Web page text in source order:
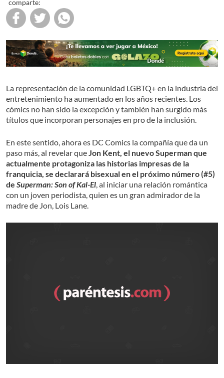
comparte:
La representación de la comunidad LGBTQ+ en la industria del
entretenimiento ha aumentado en los años recientes. Los
cómics no han sido la excepción y también han surgido más
títulos que incorporan personajes en pro de la inclusión.
En este sentido, ahora es DC Comics la compañía que da un
paso más, al revelar que Jon Kent, el nuevo Superman que
actualmente protagoniza las historias impresas de la
franquicia, se declarará bisexual en el próximo número (#5)
de Superman: Son of Kal-El , al iniciar una relación romántica
con un joven periodista, quien es un gran admirador de la
madre de Jon, Lois Lane.